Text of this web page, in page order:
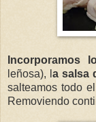
Incorporamos
leñosa), a salsa
salteamos todo
Removiendo